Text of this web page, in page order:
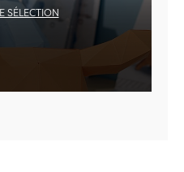
SÉLECTION